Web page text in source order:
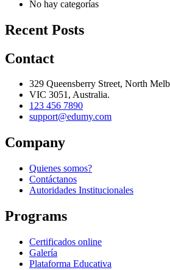
No hay categorías
Recent Posts
Contact
329 Queensberry Street, North
VIC 3051, Australia.
123 456 7890
support@edumy.com
Company
Quienes somos?
Contáctanos
Autoridades Institucionales
Programs
Certificados online
Galería
Plataforma Educativa